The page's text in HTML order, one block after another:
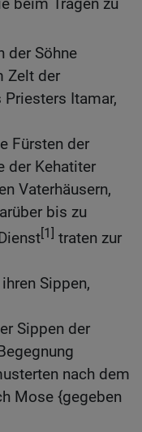
beim Tragen zu
der Söhne
Zelt der
Itamar,
Fürsten der
der Kehatiter
Vaterhäusern,
bis zu
[1] traten zur
Sippen,
Sippen der
nach dem
Mose {gegeben